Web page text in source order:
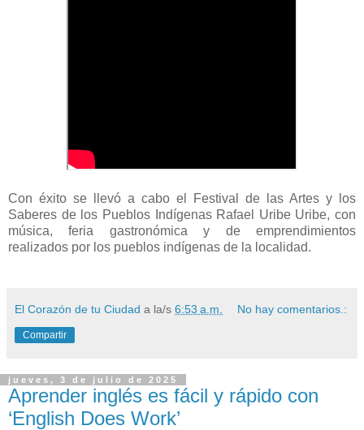
Con éxito se llevó a cabo el Festival de las Artes y los
Saberes de los Pueblos Indígenas Rafael Uribe Uribe, con
música, feria gastronómica y de emprendimientos
realizados por los pueblos indígenas de la localidad.
El Corazón de tu Ciudad a la/s 6:53 a.m. No hay comentarios.:
Compartir
jueves, 3 de julio de 2025
Aprender inglés es fácil y rápido con
‘English Does Work’